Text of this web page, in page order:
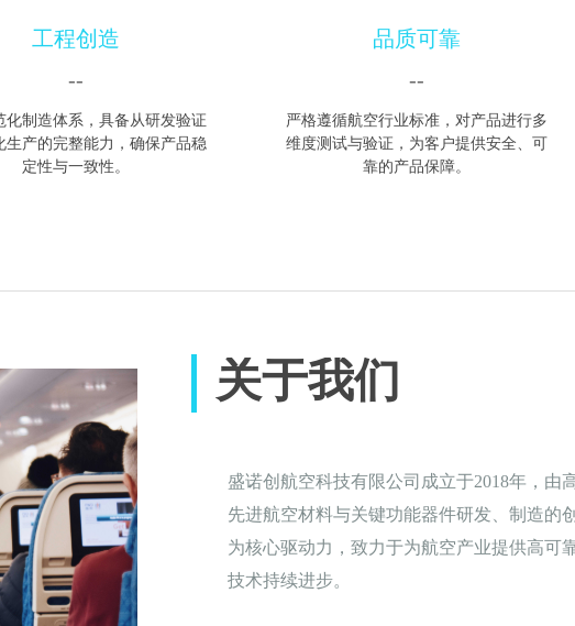
工程创造
--
化制造体系，具备从研发验证
生产的完整能力，确保产品稳
定性与一致性。
盛诺创航空科技有限公司成立于2018年，
先进航空材料与关键功能器件研发、制造的
为核心驱动力，致力于为航空产业提供高可
技术持续进步。
品质可靠
--
严格遵循航空行业标准，对产品进行多
维度测试与验证，为客户提供安全、可
靠的产品保障。
关于我们